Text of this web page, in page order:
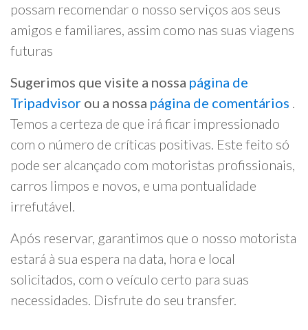
possam recomendar o nosso serviços aos seus
amigos e familiares, assim como nas suas viagens
futuras
Sugerimos que visite a nossa página de
Tripadvisor ou a nossa página de comentários .
Temos a certeza de que irá ficar impressionado
com o número de críticas positivas. Este feito só
pode ser alcançado com motoristas profissionais,
carros limpos e novos, e uma pontualidade
irrefutável.
Após reservar, garantimos que o nosso motorista
estará à sua espera na data, hora e local
solicitados, com o veículo certo para suas
necessidades. Disfrute do seu transfer.